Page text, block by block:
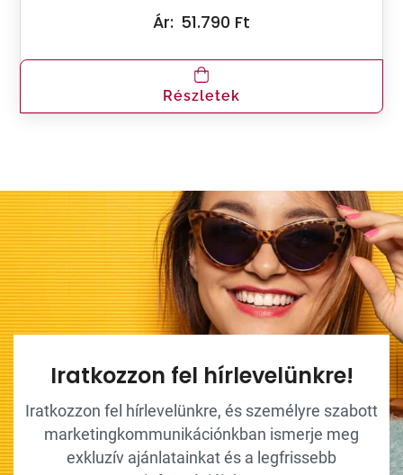
Ár: 51.790 Ft
Részletek
Iratkozzon fel hírlevelünkre!
Iratkozzon fel hírlevelünkre, és személyre szabott
marketingkommunikációnkban ismerje meg
exkluzív ajánlatainkat és a legfrissebb